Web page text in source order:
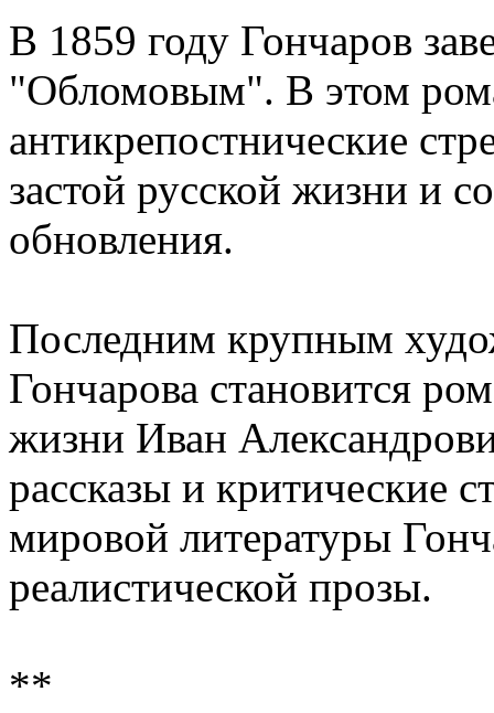
В 1859 году Гончаров
"Обломовым". В этом
антикрепостнические
застой русской жизни и
обновления.
Последним крупным
Гончарова становится
жизни Иван
рассказы и критические
мировой литературы
реалистической прозы.
**